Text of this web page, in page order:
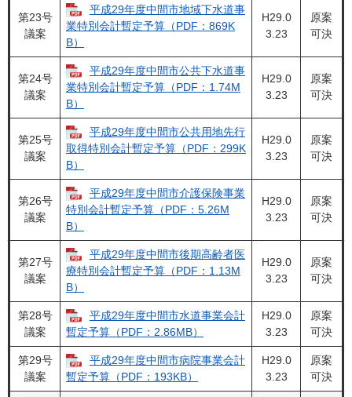
第23号
議案
平成29年度中間市地域下水道事
業特別会計暫定予算（PDF：869K
B）
H29.0
3.23
原案
可決
第24号
議案
平成29年度中間市公共下水道事
業特別会計暫定予算（PDF：1.74M
B）
H29.0
3.23
原案
可決
第25号
議案
平成29年度中間市公共用地先行
取得特別会計暫定予算（PDF：299K
B）
H29.0
3.23
原案
可決
第26号
議案
平成29年度中間市介護保険事業
特別会計暫定予算（PDF：5.26M
B）
H29.0
3.23
原案
可決
第27号
議案
平成29年度中間市後期高齢者医
療特別会計暫定予算（PDF：1.13M
B）
H29.0
3.23
原案
可決
第28号
議案
平成29年度中間市水道事業会計
暫定予算（PDF：2.86MB）
H29.0
3.23
原案
可決
第29号
議案
平成29年度中間市病院事業会計
暫定予算（PDF：193KB）
H29.0
3.23
原案
可決